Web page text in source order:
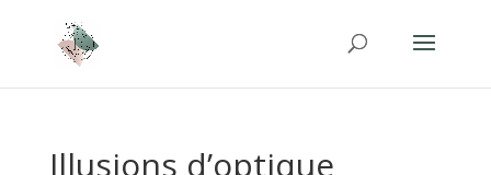
Illusions d’optique